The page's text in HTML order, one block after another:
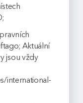
Aktuální
jsou vždy
international-